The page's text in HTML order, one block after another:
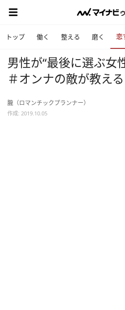
トップ 働く 整える 磨く 恋
男性が“最後に選ぶ女
＃オンナの敵が教え
朧（ロマンチックプランナー）
作成: 2019.10.05